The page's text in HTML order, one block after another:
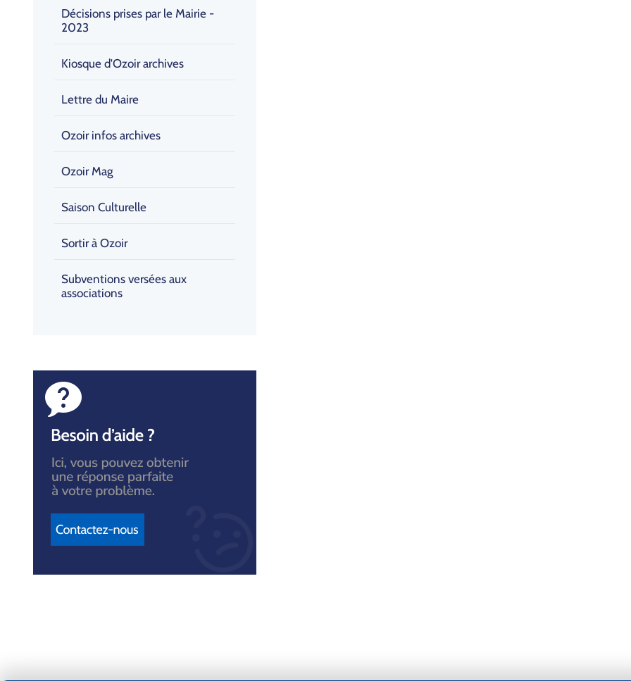
Décisions prises par le Mairie -
2023
Kiosque d'Ozoir archives
Lettre du Maire
Ozoir infos archives
Ozoir Mag
Saison Culturelle
Sortir à Ozoir
Subventions versées aux
associations